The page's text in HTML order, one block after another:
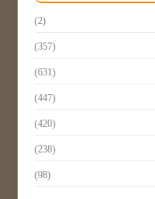
(2)
(357)
(631)
(447)
(420)
(238)
(98)